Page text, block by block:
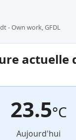
- Own work, GFDL
actuelle
23.5°C
Aujourd'hui